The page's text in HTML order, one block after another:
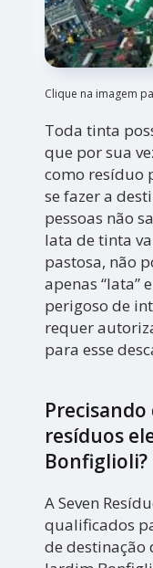
Clique na imagem
Toda tinta
que por sua
como resíduo
se fazer a
pessoas não
lata de tinta
pastosa, não
apenas “lata”
perigoso de
requer
para esse
resíduos
Bonfiglioli?
A Seven
qualificados
de destinação